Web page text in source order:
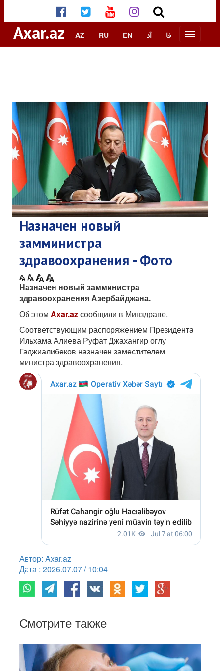
Axar.az AZ RU EN آذ فا
Назначен новый
замминистра
здравоохранения - Фото
Назначен новый замминистра
здравоохранения Азербайджана.
Об этом Axar.azсообщили в Минздраве.
Соответствующим распоряжением Президента
Ильхама Алиева Руфат Джахангир оглу
Гаджиалибеков назначен заместителем
министра здравоохранения.
Автор: Axar.az
Дата : 2026.07.07 / 10:04
Смотрите также